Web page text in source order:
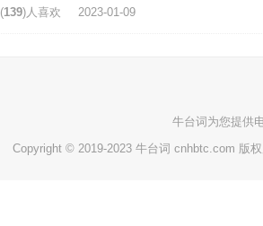
(139)人喜欢 2023-01-09
牛台词 为您提供
Copyright © 2019-2023 牛台词 cnhbtc.com 版